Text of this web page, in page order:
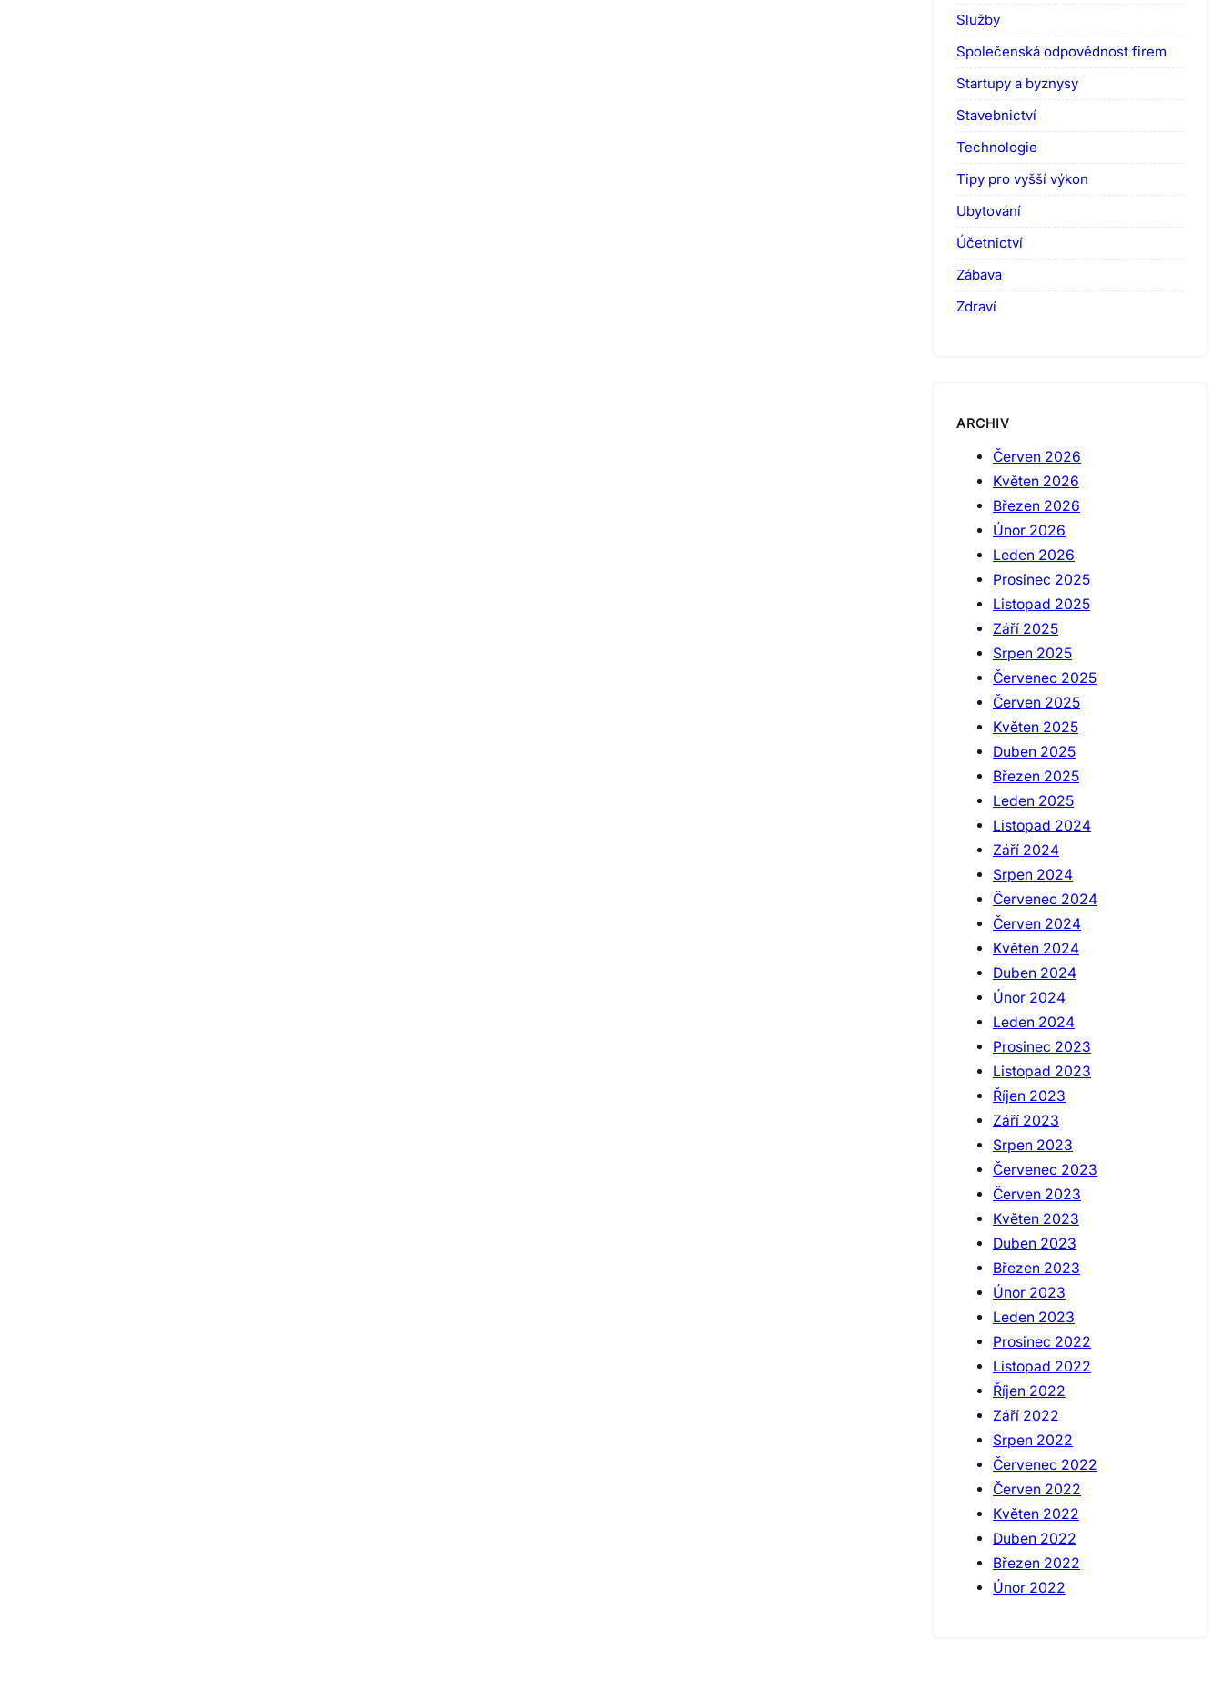
Služby
Společenská odpovědnost firem
Startupy a byznysy
Stavebnictví
Technologie
Tipy pro vyšší výkon
Ubytování
Účetnictví
Zábava
Zdraví
ARCHIV
Červen 2026
Květen 2026
Březen 2026
Únor 2026
Leden 2026
Prosinec 2025
Listopad 2025
Září 2025
Srpen 2025
Červenec 2025
Červen 2025
Květen 2025
Duben 2025
Březen 2025
Leden 2025
Listopad 2024
Září 2024
Srpen 2024
Červenec 2024
Červen 2024
Květen 2024
Duben 2024
Únor 2024
Leden 2024
Prosinec 2023
Listopad 2023
Říjen 2023
Září 2023
Srpen 2023
Červenec 2023
Červen 2023
Květen 2023
Duben 2023
Březen 2023
Únor 2023
Leden 2023
Prosinec 2022
Listopad 2022
Říjen 2022
Září 2022
Srpen 2022
Červenec 2022
Červen 2022
Květen 2022
Duben 2022
Březen 2022
Únor 2022